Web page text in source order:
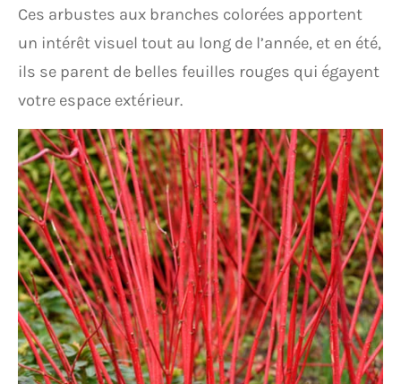
Ces arbustes aux branches colorées apportent
un intérêt visuel tout au long de l’année, et en été,
ils se parent de belles feuilles rouges qui égayent
votre espace extérieur.